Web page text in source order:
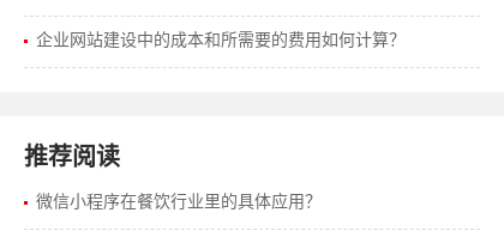
企业网站建设中的成本和所需要的费用如何计算？
推荐阅读
微信小程序在餐饮行业里的具体应用？